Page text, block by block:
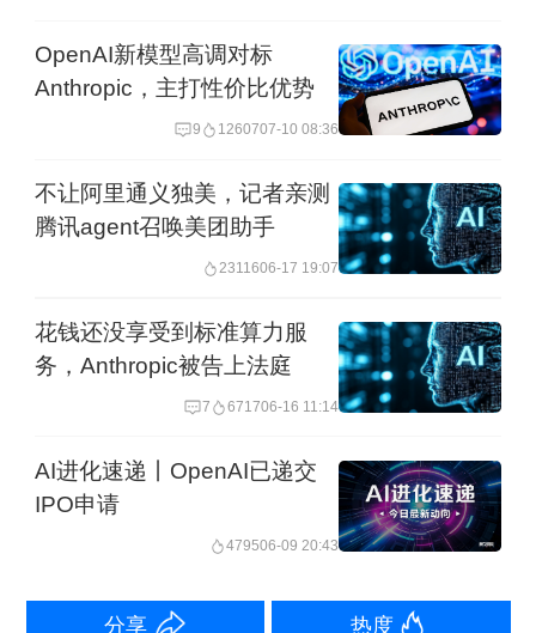
布Hy3 preview语言模型并将该模型开
源。姚顺雨说，这是混元大模型重建的
混合专家模型，总参数 295B（B为10
亿），激活参数21B，最大支持256K上
近日混元则发布了HY3，这个快慢思考
融合的模型采用MoE架构，总参数
长度。据介绍，Hy3延续了能力增长曲
线，通过进一步提升后训练的算力规模
现比Hy3 preview更好，以较小尺寸首次
OpenAI新模型高调对标
Anthropic，主打性价比优势
9 1260707-10 08:36
不让阿里通义独美，记者亲测
腾讯agent召唤美团助手
2311606-17 19:07
花钱还没享受到标准算力服
务，Anthropic被告上法庭
7 671706-16 11:14
AI进化速递丨OpenAI已递交
IPO申请
479506-09 20:43
分享 热度